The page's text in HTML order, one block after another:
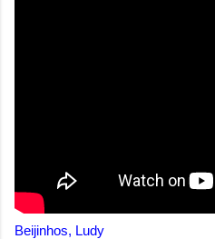
Beijinhos, Ludy